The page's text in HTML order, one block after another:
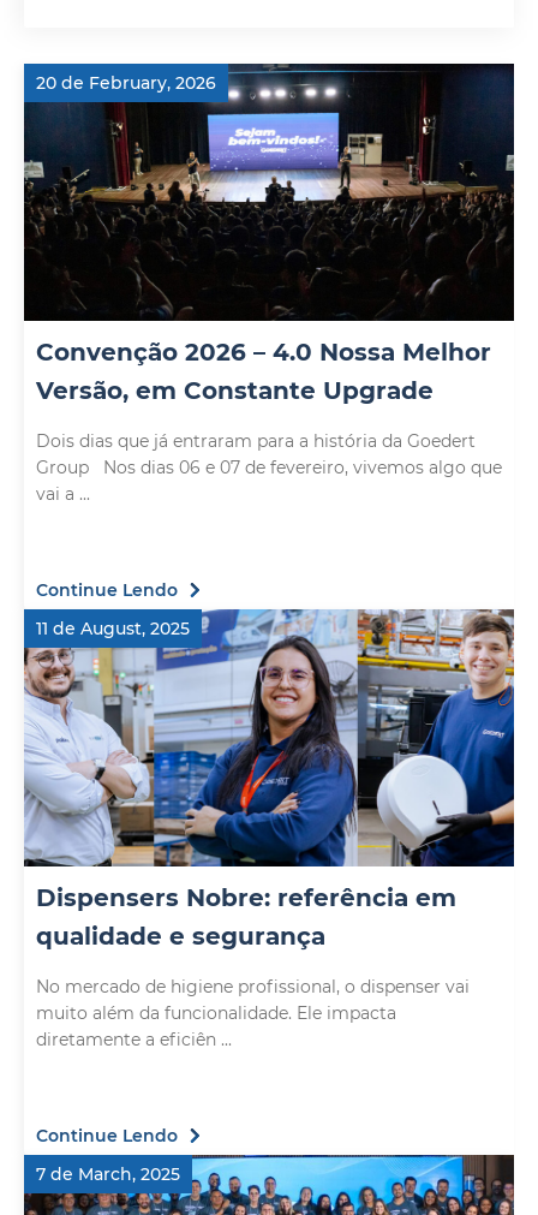
20 de February, 2026
Convenção 2026 – 4.0 Nossa Melhor
Versão, em Constante Upgrade
Dois dias que já entraram para a história da Goedert
Group Nos dias 06 e 07 de fevereiro, vivemos algo que
vai a ...
Continue Lendo
11 de August, 2025
Dispensers Nobre: referência em
qualidade e segurança
No mercado de higiene profissional, o dispenser vai
muito além da funcionalidade. Ele impacta
diretamente a eficiên ...
Continue Lendo
7 de March, 2025